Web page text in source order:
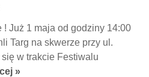
! Już 1 maja od godziny 14:00
Targ na skwerze przy ul.
w trakcie Festiwalu
»